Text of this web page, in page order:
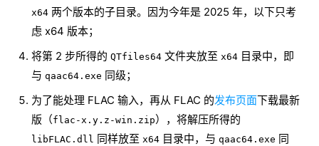
x64 两个版本的子目录。因为今年是 2025 年，以下只考
虑 x64 版本；
将第 2 步所得的 QTfiles64 文件夹放至 x64 目录中，即
与 qaac64.exe 同级；
为了能处理 FLAC 输入，再从 FLAC 的发布页面下载最新
版（flac-x.y.z-win.zip），将解压所得的
libFLAC.dll 同样放至 x64 目录中，与 qaac64.exe 同